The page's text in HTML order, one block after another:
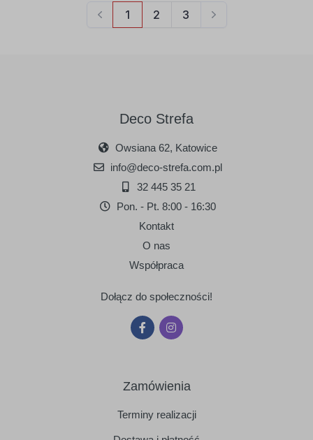
Deco Strefa
Owsiana 62, Katowice
info@deco-strefa.com.pl
32 445 35 21
Pon. - Pt. 8:00 - 16:30
Kontakt
O nas
Współpraca
Dołącz do społeczności!
Zamówienia
Terminy realizacji